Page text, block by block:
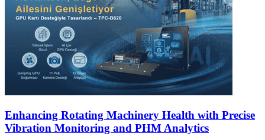
Enhancing Rotating Machinery Health with Precise
Vibration Monitoring and PHM Analytics